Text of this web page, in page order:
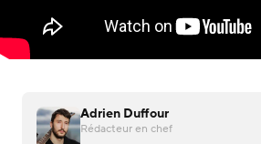
Adrien Duffour
Rédacteur en chef